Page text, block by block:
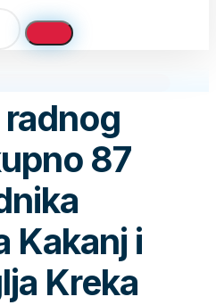
87
Kakanj i
Kreka